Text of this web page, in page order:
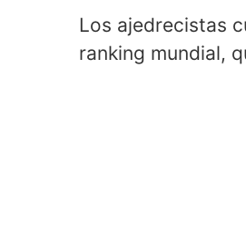
Los ajedrecistas
ranking mundial,